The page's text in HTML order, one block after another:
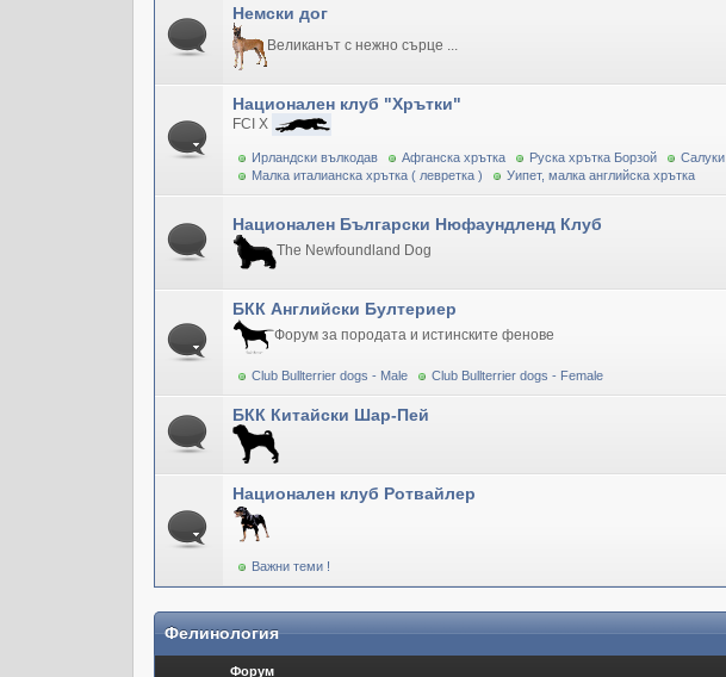
Немски дог
Великанът с нежно сърце ...
Национален клуб "Хрътки"
FCI X
Ирландски вълкодав Афганска хрътка Руска хрътка Борзой
Салуки
Малка италианска хрътка ( левретка )
Уипет, малка английска хрътка
Национален Български Нюфаундленд Клуб
The Newfoundland Dog
БКК Английски Бултериер
Форум за породата и истинските фенове
Club Bullterrier dogs - Male Club Bullterrier dogs - Female
БКК Китайски Шар-Пей
Национален клуб Ротвайлер
Важни теми !
Фелинология
Форум